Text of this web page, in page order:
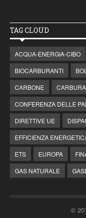
TAG CLOUD
ACQUA-ENERGIA-CIBO
BIOCARBURANTI
CARBONE
CONFERENZA DELLE
DIRETTIVE UE
EFFICIENZA
ETS
EUROPA
GAS NATURALE
©